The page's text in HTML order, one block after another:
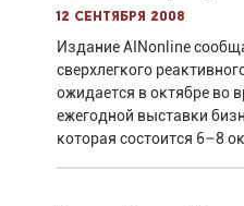
12 сентября 2008
Издание AINonline
сверхлегкого
ожидается в октябре во
ежегодной выставки
которая состоится 6–8